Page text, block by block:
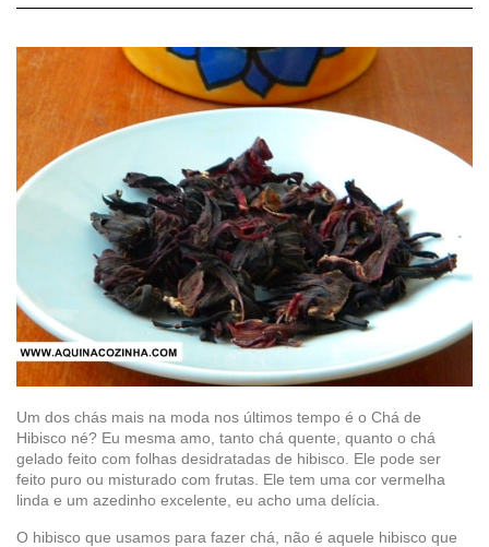
Um dos chás mais na moda nos últimos tempo é o Chá de
Hibisco né? Eu mesma amo, tanto chá quente, quanto o chá
gelado feito com folhas desidratadas de hibisco. Ele pode ser
feito puro ou misturado com frutas. Ele tem uma cor vermelha
linda e um azedinho excelente, eu acho uma delícia.
O hibisco que usamos para fazer chá, não é aquele hibisco que